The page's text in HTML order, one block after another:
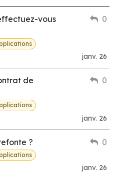
vous
0
janv. 26
de
0
janv. 26
? 0
janv. 26